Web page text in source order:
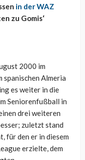
in der WAZ
zu Gomis‘
2000 im
spanischen Almeria
es weiter in die
Seniorenfußball in
drei weiteren
zuletzt stand
für den er in diesem
erzielte, dem